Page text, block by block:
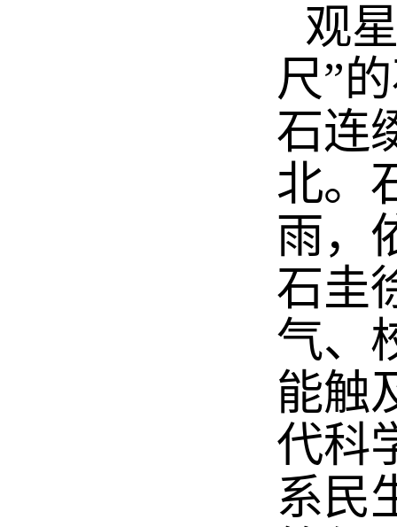
观
尺”
石连
北。
雨，
石圭
气、
能触
代科
系民